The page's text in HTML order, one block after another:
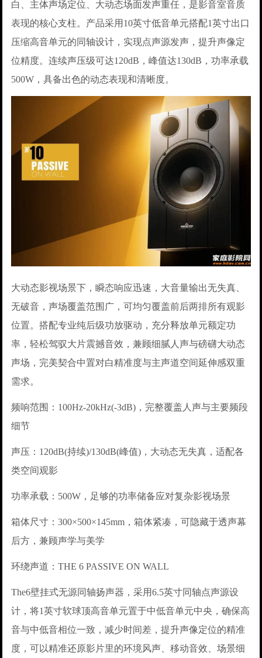
白、主体声场定位、大动态场面发声重任，是影音室音质
表现的核心支柱。产品采用10英寸低音单元搭配1英寸出口
压缩高音单元的同轴设计，实现点声源发声，提升声像定
位精度。连续声压级可达120dB，峰值达130dB，功率承载
500W，具备出色的动态表现和清晰度。
大动态影视场景下，瞬态响应迅速，大音量输出无失真、
无破音，声场覆盖范围广，可均匀覆盖前后两排所有观影
位置。搭配专业纯后级功放驱动，充分释放单元额定功
率，轻松驾驭大片震撼音效，兼顾细腻人声与磅礴大动态
声场，完美契合中置对白精准度与主声道空间延伸感双重
需求。
频响范围：100Hz-20kHz(-3dB)，完整覆盖人声与主要频段
细节
声压：120dB(持续)/130dB(峰值)，大动态无失真，适配各
类空间观影
功率承载：500W，足够的功率储备应对复杂影视场景
箱体尺寸：300×500×145mm，箱体紧凑，可隐藏于透声幕
后方，兼顾声学与美学
环绕声道：THE 6 PASSIVE ON WALL
The6壁挂式无源同轴扬声器，采用6.5英寸同轴点声源设
计，将1英寸软球顶高音单元置于中低音单元中央，确保高
音与中低音相位一致，减少时间差，提升声像定位的精准
度，可以精准还原影片里的环境风声、移动音效、场景细